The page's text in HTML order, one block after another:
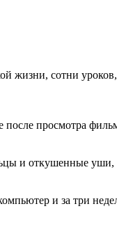
сотни
просмотра
и откушенные уши,
и за три